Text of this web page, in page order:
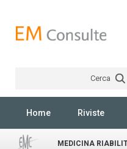
Cerca
Home Riviste
MEDICINA